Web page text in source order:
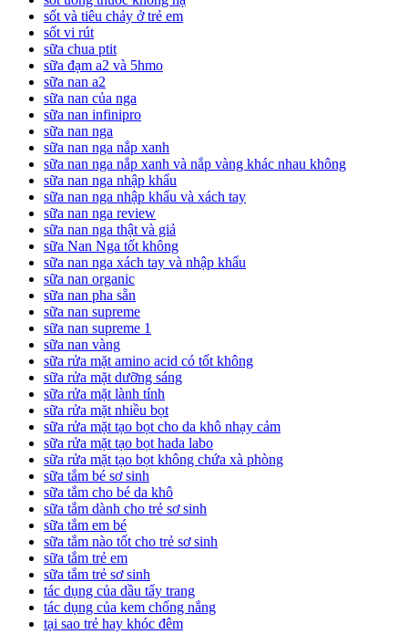
sốt và tiêu chảy ở trẻ em
sốt vi rút
sữa chua ptit
sữa đạm a2 và 5hmo
sữa nan a2
sữa nan của nga
sữa nan infinipro
sữa nan nga
sữa nan nga nắp xanh
sữa nan nga nắp xanh và nắp vàng khác nhau không
sữa nan nga nhập khẩu
sữa nan nga nhập khẩu và xách tay
sữa nan nga review
sữa nan nga thật và giả
sữa Nan Nga tốt không
sữa nan nga xách tay và nhập khẩu
sữa nan organic
sữa nan pha sẵn
sữa nan supreme
sữa nan supreme 1
sữa nan vàng
sữa rửa mặt amino acid có tốt không
sữa rửa mặt dưỡng sáng
sữa rửa mặt lành tính
sữa rửa mặt nhiều bọt
sữa rửa mặt tạo bọt cho da khô nhạy cảm
sữa rửa mặt tạo bọt hada labo
sữa rửa mặt tạo bọt không chứa xà phòng
sữa tắm bé sơ sinh
sữa tắm cho bé da khô
sữa tắm dành cho trẻ sơ sinh
sữa tắm em bé
sữa tắm nào tốt cho trẻ sơ sinh
sữa tắm trẻ em
sữa tắm trẻ sơ sinh
tác dụng của dầu tẩy trang
tác dụng của kem chống nắng
tại sao trẻ hay khóc đêm